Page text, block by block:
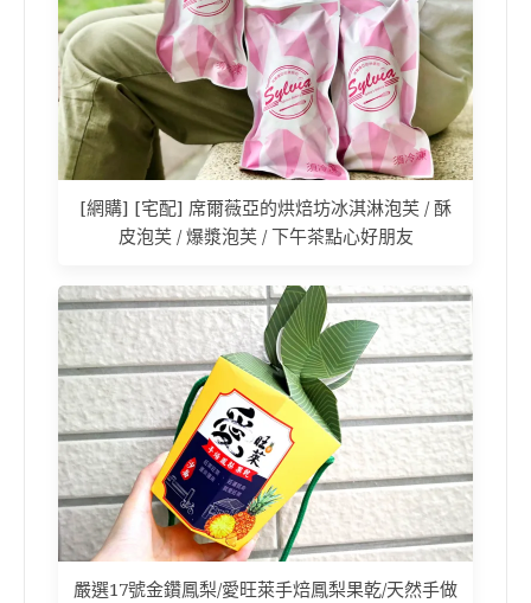
[網購] [宅配] 席爾薇亞的烘焙坊冰淇淋泡芙 / 酥
皮泡芙 / 爆漿泡芙 / 下午茶點心好朋友
嚴選17號金鑽鳳梨/愛旺萊手焙鳳梨果乾/天然手做